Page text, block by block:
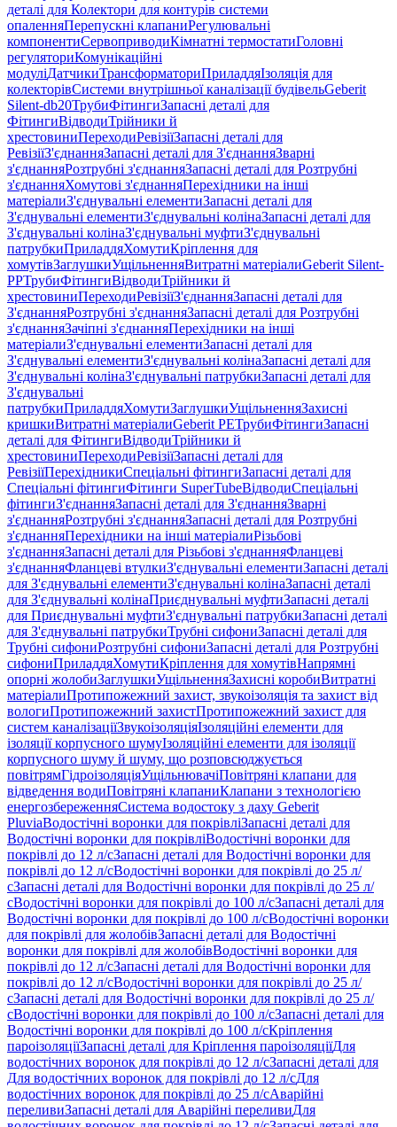
деталі для Колектори для контурів системи
опаленняПерепускні клапаниРегулювальні
компонентиСервоприводиКімнатні термостатиГоловні
регуляториКомунікаційні
модуліДатчикиТрансформаториПриладдяІзоляція для
колекторівСистеми внутрішньої каналізації будівельGeberit
Silent-db20ТрубиФітингиЗапасні деталі для
ФітингиВідводиТрійники й
хрестовиниПереходиРевізіїЗапасні деталі для
РевізіїЗ'єднанняЗапасні деталі для З'єднанняЗварні
з'єднанняРозтрубні з'єднанняЗапасні деталі для Розтрубні
з'єднанняХомутові з'єднанняПерехідники на інші
матеріалиЗ'єднувальні елементиЗапасні деталі для
З'єднувальні елементиЗ'єднувальні колінаЗапасні деталі для
З'єднувальні колінаЗ'єднувальні муфтиЗ'єднувальні
патрубкиПриладдяХомутиКріплення для
хомутівЗаглушкиУщільненняВитратні матеріалиGeberit Silent-
PPТрубиФітингиВідводиТрійники й
хрестовиниПереходиРевізіїЗ'єднанняЗапасні деталі для
З'єднанняРозтрубні з'єднанняЗапасні деталі для Розтрубні
з'єднанняЗачіпні з'єднанняПерехідники на інші
матеріалиЗ'єднувальні елементиЗапасні деталі для
З'єднувальні елементиЗ'єднувальні колінаЗапасні деталі для
З'єднувальні колінаЗ'єднувальні патрубкиЗапасні деталі для
З'єднувальні
патрубкиПриладдяХомутиЗаглушкиУщільненняЗахисні
кришкиВитратні матеріалиGeberit PEТрубиФітингиЗапасні
деталі для ФітингиВідводиТрійники й
хрестовиниПереходиРевізіїЗапасні деталі для
РевізіїПерехідникиСпеціальні фітингиЗапасні деталі для
Спеціальні фітингиФітинги SuperTubeВідводиСпеціальні
фітингиЗ'єднанняЗапасні деталі для З'єднанняЗварні
з'єднанняРозтрубні з'єднанняЗапасні деталі для Розтрубні
з'єднанняПерехідники на інші матеріалиРізьбові
з'єднанняЗапасні деталі для Різьбові з'єднанняФланцеві
з'єднанняФланцеві втулкиЗ'єднувальні елементиЗапасні деталі
для З'єднувальні елементиЗ'єднувальні колінаЗапасні деталі
для З'єднувальні колінаПриєднувальні муфтиЗапасні деталі
для Приєднувальні муфтиЗ'єднувальні патрубкиЗапасні деталі
для З'єднувальні патрубкиТрубні сифониЗапасні деталі для
Трубні сифониРозтрубні сифониЗапасні деталі для Розтрубні
сифониПриладдяХомутиКріплення для хомутівНапрямні
опорні жолобиЗаглушкиУщільненняЗахисні коробиВитратні
матеріалиПротипожежний захист, звукоізоляція та захист від
вологиПротипожежний захистПротипожежний захист для
систем каналізаціїЗвукоізоляціяІзоляційні елементи для
ізоляції корпусного шумуІзоляційні елементи для ізоляції
корпусного шуму й шуму, що розповсюджується
повітрямГідроізоляціяУщільнювачіПовітряні клапани для
відведення водиПовітряні клапаниКлапани з технологією
енергозбереженняСистема водостоку з даху Geberit
PluviaВодостічні воронки для покрівліЗапасні деталі для
Водостічні воронки для покрівліВодостічні воронки для
покрівлі до 12 л/сЗапасні деталі для Водостічні воронки для
покрівлі до 12 л/сВодостічні воронки для покрівлі до 25 л/
сЗапасні деталі для Водостічні воронки для покрівлі до 25 л/
сВодостічні воронки для покрівлі до 100 л/сЗапасні деталі для
Водостічні воронки для покрівлі до 100 л/сВодостічні воронки
для покрівлі для жолобівЗапасні деталі для Водостічні
воронки для покрівлі для жолобівВодостічні воронки для
покрівлі до 12 л/сЗапасні деталі для Водостічні воронки для
покрівлі до 12 л/сВодостічні воронки для покрівлі до 25 л/
сЗапасні деталі для Водостічні воронки для покрівлі до 25 л/
сВодостічні воронки для покрівлі до 100 л/сЗапасні деталі для
Водостічні воронки для покрівлі до 100 л/сКріплення
пароізоляціїЗапасні деталі для Кріплення пароізоляціїДля
водостічних воронок для покрівлі до 12 л/сЗапасні деталі для
Для водостічних воронок для покрівлі до 12 л/сДля
водостічних воронок для покрівлі до 25 л/сАварійні
переливиЗапасні деталі для Аварійні переливиДля